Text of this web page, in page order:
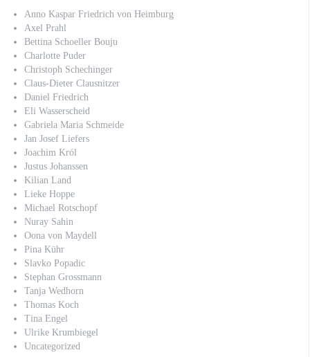
Anno Kaspar Friedrich von Heimburg
Axel Prahl
Bettina Schoeller Bouju
Charlotte Puder
Christoph Schechinger
Claus-Dieter Clausnitzer
Daniel Friedrich
Eli Wasserscheid
Gabriela Maria Schmeide
Jan Josef Liefers
Joachim Król
Justus Johanssen
Kilian Land
Lieke Hoppe
Michael Rotschopf
Nuray Sahin
Oona von Maydell
Pina Kühr
Slavko Popadic
Stephan Grossmann
Tanja Wedhorn
Thomas Koch
Tina Engel
Ulrike Krumbiegel
Uncategorized